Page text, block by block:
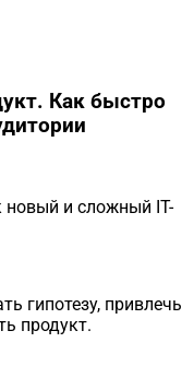
Как быстро
новый и сложный IT-
гипотезу, привлечь
продукт.